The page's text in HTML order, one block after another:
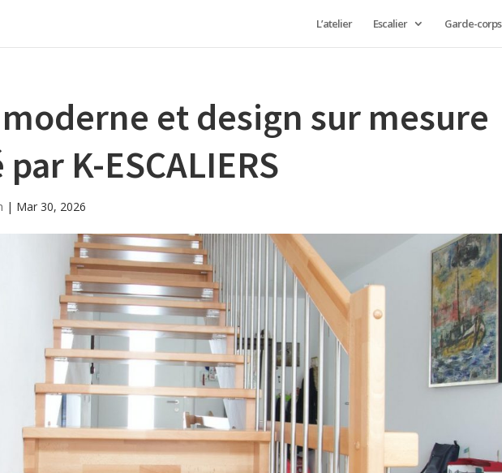
L’atelier Escalier Garde-corps
et design sur mesure
K-ESCALIERS
| Mar 30, 2026